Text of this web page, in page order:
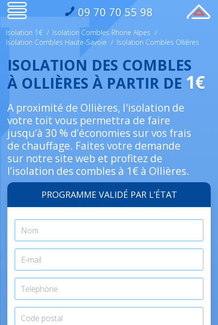
09 70 70 55 98
Isolation 1€ / Isolation Combles Rhone Alpes /
Isolation Combles Haute-Savoie / Isolation Combles Ollières
ISOLATION DES COMBLES
À OLLIÈRES À PARTIR DE 1€
A proximité de Ollières, l'isolation de
votre toit vous permettra de faire
jusqu’à 30 % d’économies sur vos frais
de chauffage. Faites votre demande
sur notre site web et profitez de
l’isolation des combles à 1€ à Ollières.
PROGRAMME VALIDÉ PAR L’ÉTAT